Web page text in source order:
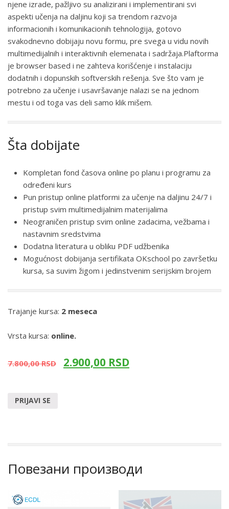
njene izrade, pažljivo su analizirani i implementirani svi
aspekti učenja na daljinu koji sa trendom razvoja
informacionih i komunikacionih tehnologija, gotovo
svakodnevno dobijaju novu formu, pre svega u vidu novih
multimedijalnih i interaktivnih elemenata i sadržaja.Plaftorma
je browser based i ne zahteva korišćenje i instalaciju
dodatnih i dopunskih softverskih rešenja. Sve što vam je
potrebno za učenje i usavršavanje nalazi se na jednom
mestu i od toga vas deli samo klik mišem.
Šta dobijate
Kompletan fond časova online po planu i programu za
određeni kurs
Pun pristup online platformi za učenje na daljinu 24/7 i
pristup svim multimedijalnim materijalima
Neograničen pristup svim online zadacima, vežbama i
nastavnim sredstvima
Dodatna literatura u obliku PDF udžbenika
Mogućnost dobijanja sertifikata OKschool po završetku
kursa, sa suvim žigom i jedinstvenim serijskim brojem
Trajanje kursa: 2 meseca
Vrsta kursa: online.
7.800,00RSD 2.900,00 RSD
PRIJAVI SE
Повезани производи